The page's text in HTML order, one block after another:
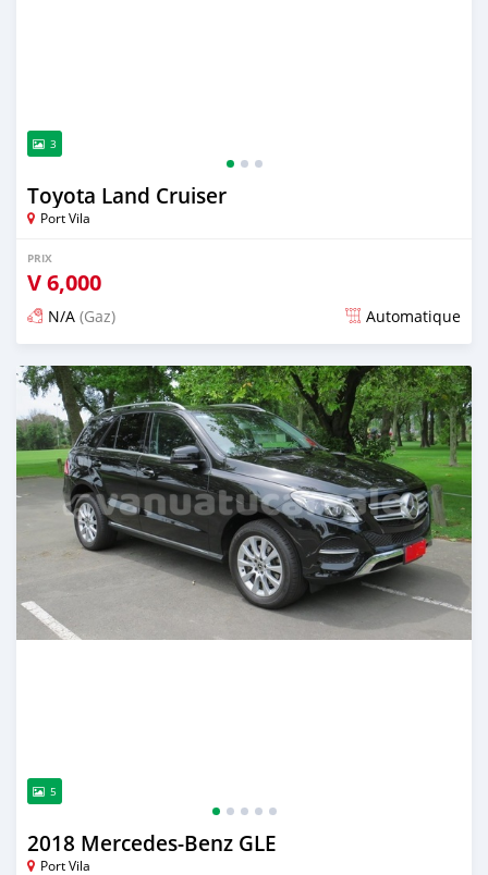
3
Toyota Land Cruiser
Port Vila
PRIX
V6,000
N/A (Gaz) Automatique
Publié il y a environ 2 ans
5
2018 Mercedes-Benz GLE
Port Vila